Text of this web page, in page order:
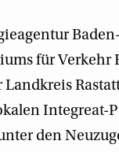
für Verkehr
Integreat-
den